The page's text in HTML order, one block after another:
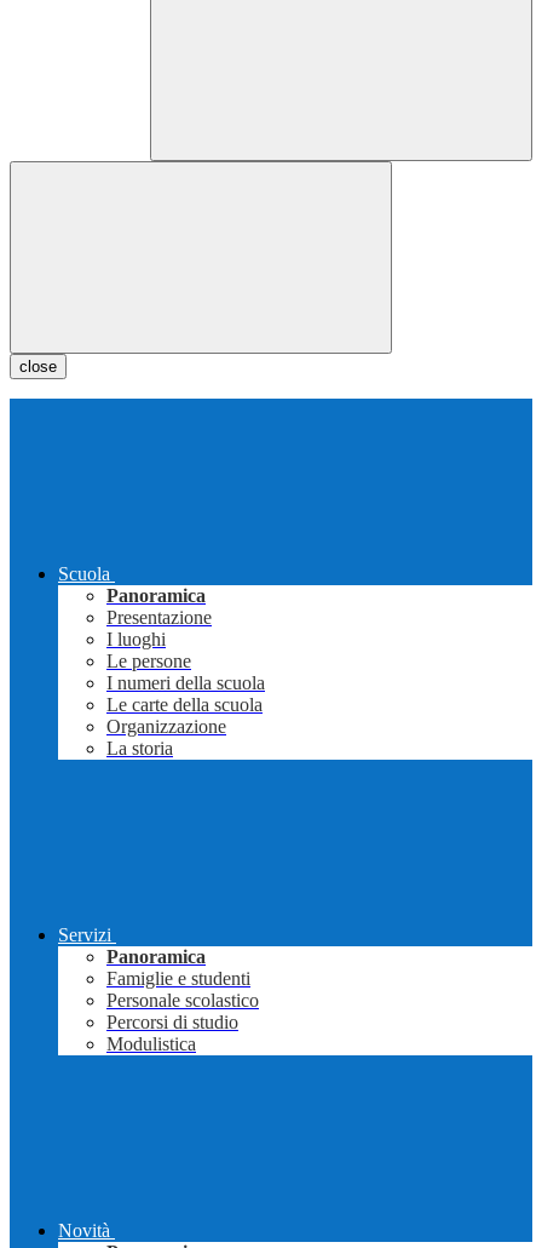
close
Scuola
Panoramica
Presentazione
I luoghi
Le persone
I numeri della scuola
Le carte della scuola
Organizzazione
La storia
Servizi
Panoramica
Famiglie e studenti
Personale scolastico
Percorsi di studio
Modulistica
Novità